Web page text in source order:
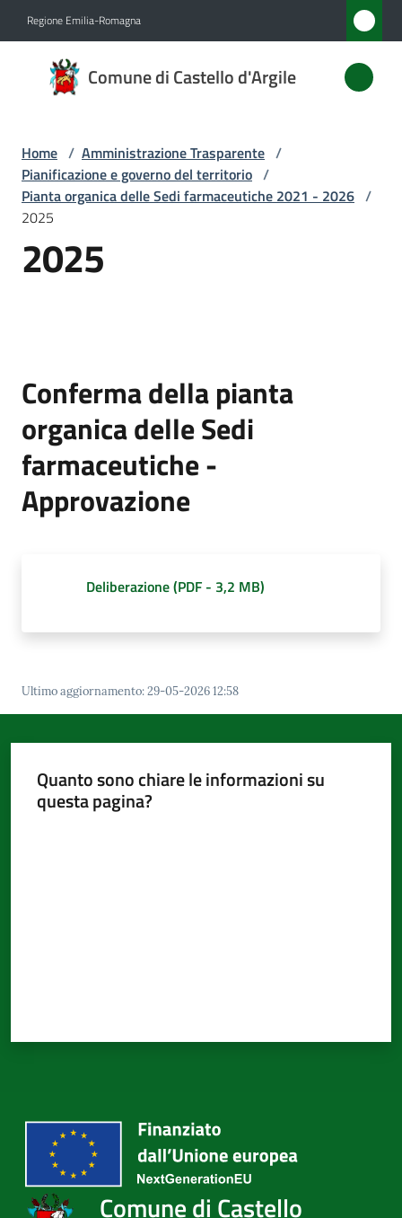
Regione Emilia-Romagna
Comune di Castello d'Argile
Comune
di
d'Argile
Amministrazione
Menu selezionato
Novità
Castello
d'Argile
Amministrazione
argomenti...
Seguici
su
Home / Amministrazione Trasparente /
Pianificazione e governo del territorio /
Pianta organica delle Sedi farmaceutiche 2021 - 2026 /
2025
2025
Conferma della pianta
organica delle Sedi
farmaceutiche -
Approvazione
Deliberazione(PDF - 3,2 MB)
Ultimo aggiornamento:29-05-2026 12:58
Quanto sono chiare le informazioni su
questa pagina?
Comune di Castello